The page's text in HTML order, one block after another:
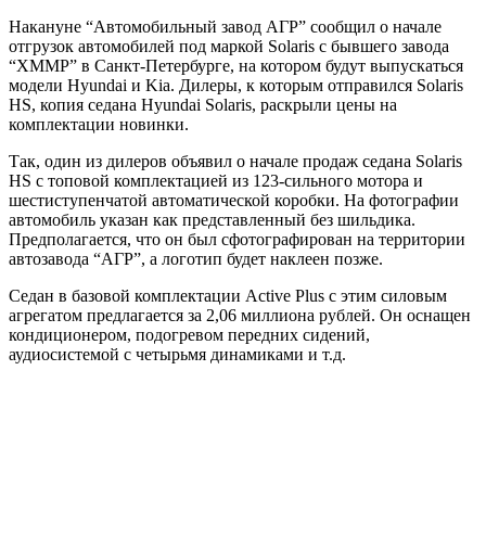
Накануне “Автомобильный завод АГР” сообщил о начале
отгрузок автомобилей под маркой Solaris с бывшего завода
“ХММР” в Санкт-Петербурге, на котором будут выпускаться
модели Hyundai и Kia. Дилеры, к которым отправился Solaris
HS, копия седана Hyundai Solaris, раскрыли цены на
комплектации новинки.
Так, один из дилеров объявил о начале продаж седана Solaris
HS с топовой комплектацией из 123-сильного мотора и
шестиступенчатой автоматической коробки. На фотографии
автомобиль указан как представленный без шильдика.
Предполагается, что он был сфотографирован на территории
автозавода “АГР”, а логотип будет наклеен позже.
Седан в базовой комплектации Active Plus с этим силовым
агрегатом предлагается за 2,06 миллиона рублей. Он оснащен
кондиционером, подогревом передних сидений,
аудиосистемой с четырьмя динамиками и т.д.